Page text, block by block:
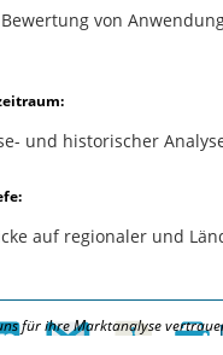
von
und historischer
auf regionaler und
für ihre Marktanalyse